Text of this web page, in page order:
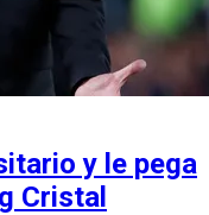
y le pega
Cristal